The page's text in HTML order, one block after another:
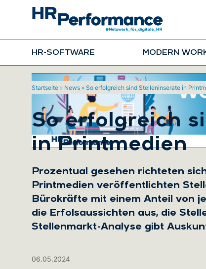
HR-SOFTWARE MODERN
Startseite » News » So erfolgreich sind Stelleninserate in
So erfolgreich
in Printmedien
Prozentual gesehen richteten
Printmedien veröffentlichten
Bürokräfte mit einem Anteil von
die Erfolsaussichten aus, die
Stellenmarkt-Analyse gibt
06.05.2024